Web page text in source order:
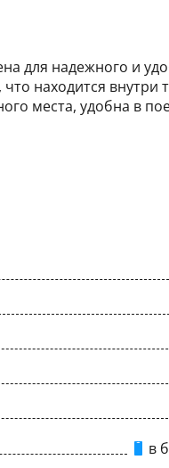
для надежного и
находится внутри
места, удобна в
в